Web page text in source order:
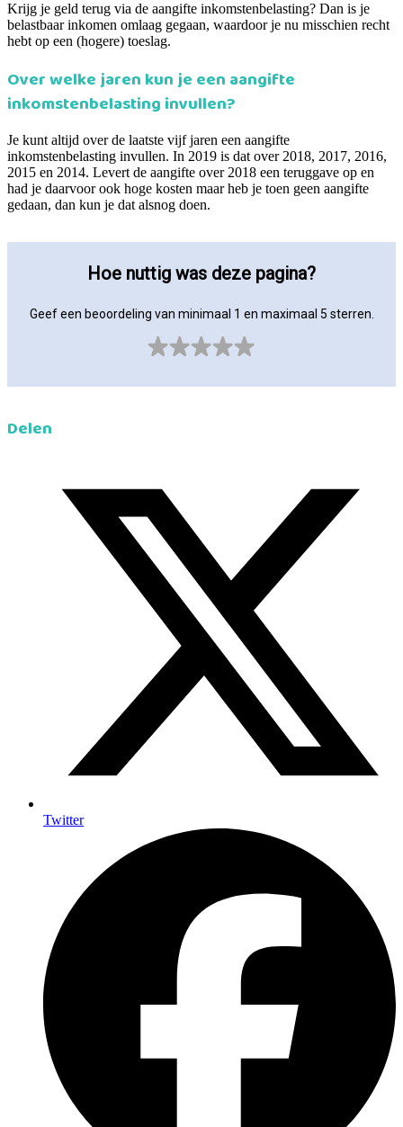
Krijg je geld terug via de aangifte inkomstenbelasting? Dan is je
belastbaar inkomen omlaag gegaan, waardoor je nu misschien recht
hebt op een (hogere) toeslag.
Over welke jaren kun je een aangifte
inkomstenbelasting invullen?
Je kunt altijd over de laatste vijf jaren een aangifte
inkomstenbelasting invullen. In 2019 is dat over 2018, 2017, 2016,
2015 en 2014. Levert de aangifte over 2018 een teruggave op en
had je daarvoor ook hoge kosten maar heb je toen geen aangifte
gedaan, dan kun je dat alsnog doen.
Hoe nuttig was deze pagina?
Geef een beoordeling van minimaal 1 en maximaal 5 sterren.
Delen
Twitter